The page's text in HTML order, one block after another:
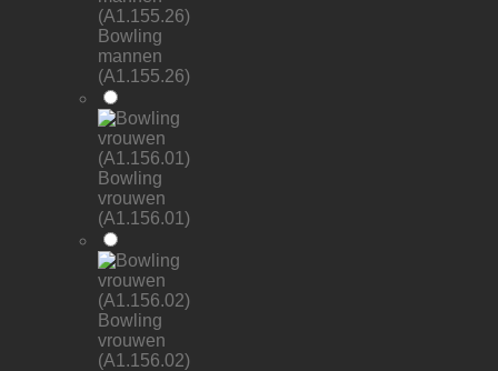
Bowling
mannen
(A1.155.26)
Bowling
vrouwen
(A1.156.01)
Bowling
vrouwen
(A1.156.02)